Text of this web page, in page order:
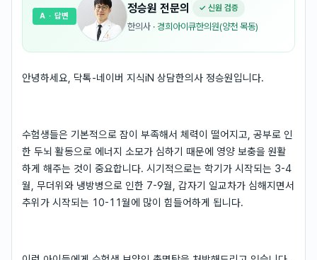
정승원 전문의 ✓ 신원 검증
한의사 · 경희아이큐한의원(양천 목동)
A · 답변
안녕하세요, 닥톡-네이버 지식iN 상담한의사 정승원입니다.
수험생들은 기본적으로 잠이 부족해서 체력이 떨어지고, 공부로 인
한 두뇌 활동으로 에너지 소모가 심하기 때문에 영양 보충을 원활
하게 해주는 것이 중요합니다. 시기적으로는 학기가 시작되는 3-4
월, 무더위와 냉방병으로 인한 7-9월, 갑자기 일교차가 심해지면서
추위가 시작되는 10-11월에 많이 힘들어하게 됩니다.